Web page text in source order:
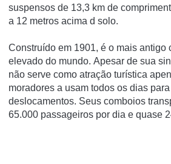
suspensos de 13,3 km de
a 12 metros acima d solo.
Construído em 1901, é o mais antigo
elevado do mundo. Apesar de sua
não serve como atração turística
moradores a usam todos os dias
deslocamentos. Seus comboios
65.000 passageiros por dia e quase